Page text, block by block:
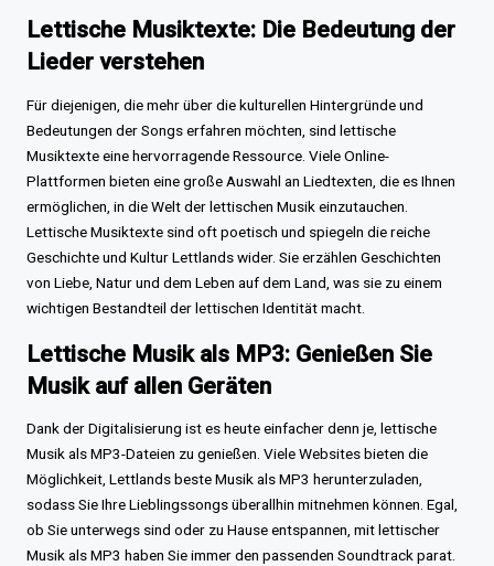
Lettische Musiktexte: Die Bedeutung der
Lieder verstehen
Für diejenigen, die mehr über die kulturellen Hintergründe und
Bedeutungen der Songs erfahren möchten, sind lettische
Musiktexte eine hervorragende Ressource. Viele Online-
Plattformen bieten eine große Auswahl an Liedtexten, die es Ihnen
ermöglichen, in die Welt der lettischen Musik einzutauchen.
Lettische Musiktexte sind oft poetisch und spiegeln die reiche
Geschichte und Kultur Lettlands wider. Sie erzählen Geschichten
von Liebe, Natur und dem Leben auf dem Land, was sie zu einem
wichtigen Bestandteil der lettischen Identität macht.
Lettische Musik als MP3: Genießen Sie
Musik auf allen Geräten
Dank der Digitalisierung ist es heute einfacher denn je, lettische
Musik als MP3-Dateien zu genießen. Viele Websites bieten die
Möglichkeit, Lettlands beste Musik als MP3 herunterzuladen,
sodass Sie Ihre Lieblingssongs überallhin mitnehmen können. Egal,
ob Sie unterwegs sind oder zu Hause entspannen, mit lettischer
Musik als MP3 haben Sie immer den passenden Soundtrack parat.